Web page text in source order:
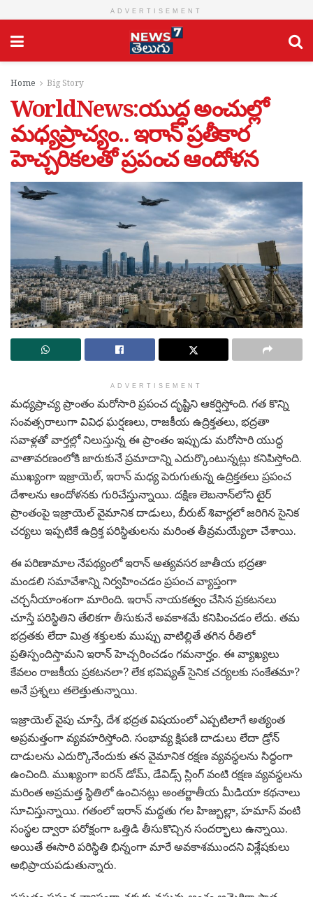
ADVERTISEMENT
Home Big Story
WorldNews:యుద్ధ అంచుల్లో
మధ్యప్రాచ్యం.. ఇరాన్ ప్రతీకార
హెచ్చరికలతో ప్రపంచ ఆందోళన
ADVERTISEMENT
మధ్యప్రాచ్య ప్రాంతం మరోసారి ప్రపంచ దృష్టిని ఆకర్షిస్తోంది. గత కొన్ని
సంవత్సరాలుగా వివిధ ఘర్షణలు, రాజకీయ ఉద్రిక్తతలు, భద్రతా
సవాళ్లతో వార్తల్లో నిలుస్తున్న ఈ ప్రాంతం ఇప్పుడు మరోసారి యుద్ధ
వాతావరణంలోకి జారుకునే ప్రమాదాన్ని ఎదుర్కొంటున్నట్లు కనిపిస్తోంది.
ముఖ్యంగా ఇజ్రాయెల్, ఇరాన్ మధ్య పెరుగుతున్న ఉద్రిక్తతలు ప్రపంచ
దేశాలను ఆందోళనకు గురిచేస్తున్నాయి. దక్షిణ లెబనాన్‌లోని టైర్
ప్రాంతంపై ఇజ్రాయెల్ వైమానిక దాడులు, బీరుట్ శివార్లలో జరిగిన సైనిక
చర్యలు ఇప్పటికే ఉద్రిక్త పరిస్థితులను మరింత తీవ్రమయ్యేలా చేశాయి.
ఈ పరిణామాల నేపథ్యంలో ఇరాన్ అత్యవసర జాతీయ భద్రతా
మండలి సమావేశాన్ని నిర్వహించడం ప్రపంచ వ్యాప్తంగా
చర్చనీయాంశంగా మారింది. ఇరాన్ నాయకత్వం చేసిన ప్రకటనలు
చూస్తే పరిస్థితిని తేలికగా తీసుకునే అవకాశమే కనిపించడం లేదు. తమ
భద్రతకు లేదా మిత్ర శక్తులకు ముప్పు వాటిల్లితే తగిన రీతిలో
ప్రతిస్పందిస్తామని ఇరాన్ హెచ్చరించడం గమనార్హం. ఈ వ్యాఖ్యలు
కేవలం రాజకీయ ప్రకటనలా? లేక భవిష్యత్ సైనిక చర్యలకు సంకేతమా?
అనే ప్రశ్నలు తలెత్తుతున్నాయి.
ఇజ్రాయెల్ వైపు చూస్తే, దేశ భద్రత విషయంలో ఎప్పటిలాగే అత్యంత
అప్రమత్తంగా వ్యవహరిస్తోంది. సంభావ్య క్షిపణి దాడులు లేదా డ్రోన్
దాడులను ఎదుర్కొనేందుకు తన వైమానిక రక్షణ వ్యవస్థలను సిద్ధంగా
ఉంచింది. ముఖ్యంగా ఐరన్ డోమ్, డేవిడ్స్ స్లింగ్ వంటి రక్షణ వ్యవస్థలను
మరింత అప్రమత్త స్థితిలో ఉంచినట్లు అంతర్జాతీయ మీడియా కథనాలు
సూచిస్తున్నాయి. గతంలో ఇరాన్ మద్దతు గల హిజ్బుల్లా, హమాస్ వంటి
సంస్థల ద్వారా పరోక్షంగా ఒత్తిడి తీసుకొచ్చిన సందర్భాలు ఉన్నాయి.
అయితే ఈసారి పరిస్థితి భిన్నంగా మారే అవకాశముందని విశ్లేషకులు
అభిప్రాయపడుతున్నారు.